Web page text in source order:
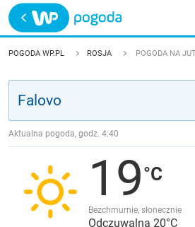
Trwa ładowanie
POLSKA
JAKOŚĆ POWIETRZA
POGODA WP.PL ROSJA POGODA NA
Aktualna pogoda, godz. 4:40
19
Bezchmurnie, słonecznie
Odczuwalna 20°C